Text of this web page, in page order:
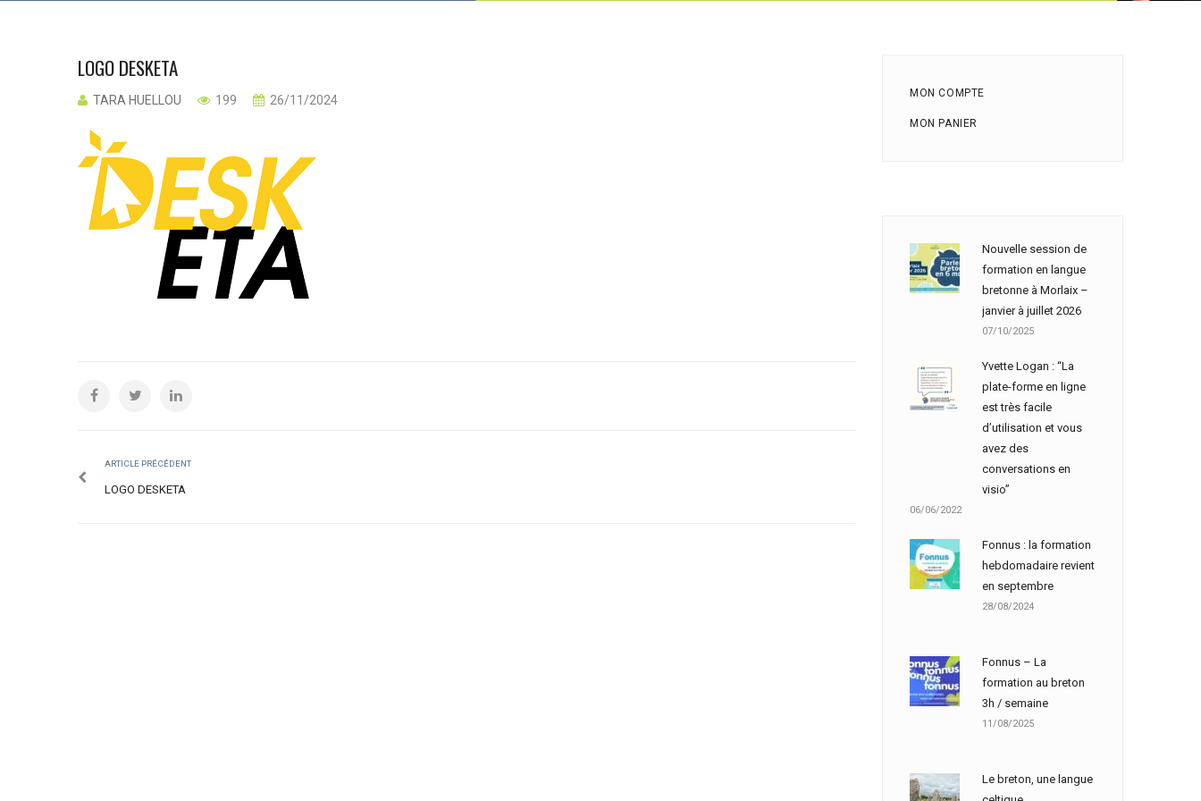
LOGO DESKETA
TARA HUELLOU 199 26/11/2024
ARTICLE PRÉCÉDENT
LOGO DESKETA
MON COMPTE
MON PANIER
Nouvelle session de
formation en langue
bretonne à Morlaix –
janvier à juillet 2026
07/10/2025
Yvette Logan : “La
plate-forme en ligne
est très facile
d’utilisation et vous
avez des
conversations en
visio”
06/06/2022
Fonnus : la formation
hebdomadaire revient
en septembre
28/08/2024
Fonnus – La
formation au breton
3h / semaine
11/08/2025
Le breton, une langue